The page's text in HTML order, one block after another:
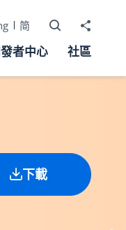
简 打開搜尋器
分享至
者中心 社區
下載